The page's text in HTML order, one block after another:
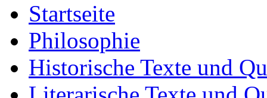
Startseite
Philosophie
Historische Texte und